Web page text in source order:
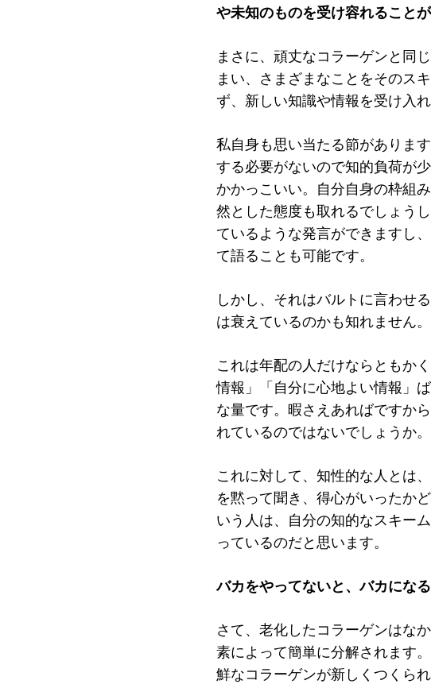
や未知のものを受け容れること
まさに、頑丈なコラーゲンと同
まい、さまざまなことをそのス
ず、新しい知識や情報を受け入
私自身も思い当たる節がありま
する必要がないので知的負荷が
かかっこいい。自分自身の枠組
然とした態度も取れるでしょう
ているような発言ができますし
て語ることも可能です。
しかし、それはバルトに言わせ
は衰えているのかも知れません
これは年配の人だけならともか
情報」「自分に心地よい情報」
な量です。暇さえあればですか
れているのではないでしょうか。
これに対して、知性的な人とは
を黙って聞き、得心がいったか
いう人は、自分の知的なスキー
っているのだと思います。
バカをやってないと、バカになる
さて、老化したコラーゲンはな
素によって簡単に分解されます
鮮なコラーゲンが新しくつくら